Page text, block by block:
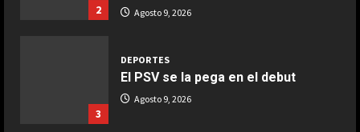
2 Agosto 9, 2026
3
DEPORTES
El PSV se la pega en el debut
Agosto 9, 2026